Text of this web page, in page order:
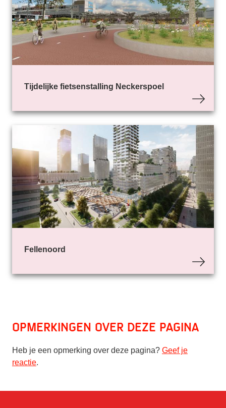
Tijdelijke fietsenstalling Neckerspoel
Fellenoord
Opmerkingen over deze pagina
Heb je een opmerking over deze pagina? Geef je
reactie.